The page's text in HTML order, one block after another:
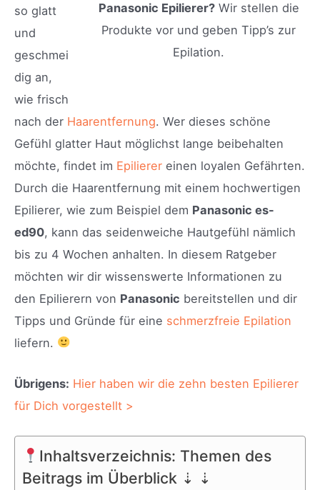
Panasonic Epilierer?Wir stellen die
Produkte vor und geben Tipp’s zur
Epilation.
so glatt
und
geschmei
dig an,
wie frisch
nach der Haarentfernung. Wer dieses schöne
Gefühl glatter Haut möglichst lange beibehalten
möchte, findet im Epilierer einen loyalen Gefährten.
Durch die Haarentfernung mit einem hochwertigen
Epilierer, wie zum Beispiel dem Panasonic es-
ed90, kann das seidenweiche Hautgefühl nämlich
bis zu 4 Wochen anhalten. In diesem Ratgeber
möchten wir dir wissenswerte Informationen zu
den Epilierern von Panasonic bereitstellen und dir
Tipps und Gründe für eine schmerzfreie Epilation
liefern.
Übrigens: Hier haben wir die zehn besten Epilierer
für Dich vorgestellt >
Inhaltsverzeichnis: Themen des
Beitrags im Überblick ⇣ ⇣